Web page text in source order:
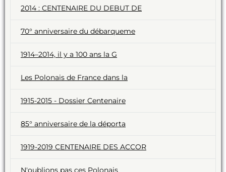
2014 : CENTENAIRE DU DEBUT DE
70° anniversaire du débarqueme
1914–2014, il y a 100 ans la G
Les Polonais de France dans la
1915-2015 - Dossier Centenaire
85° anniversaire de la déporta
1919-2019 CENTENAIRE DES ACCOR
N'oublions pas ces Polonais